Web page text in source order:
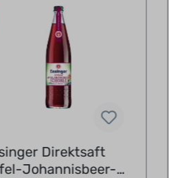
Direktsaft
Johannisbeer-